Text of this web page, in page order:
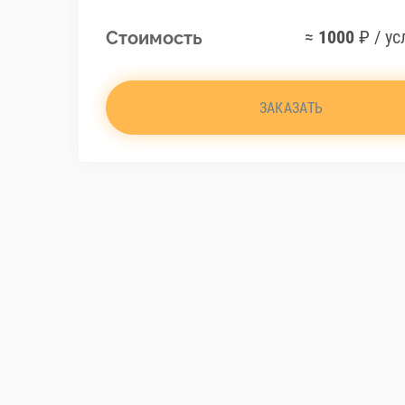
Стоимость ≈ 1000 ₽ /
ЗАКАЗАТЬ